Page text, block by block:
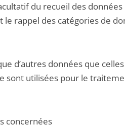
du recueil des données
rappel des catégories de
d’autres données que celles
sont utilisées pour le
concernées